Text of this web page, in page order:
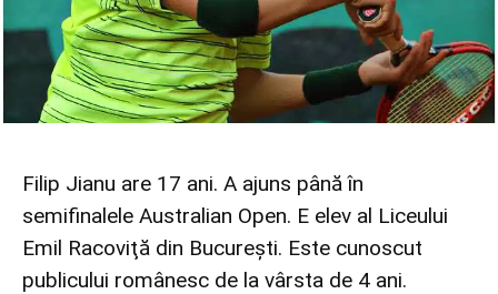
Filip Jianu are 17 ani. A ajuns până în
semifinalele Australian Open. E elev al Liceului
Emil Racoviţă din Bucureşti. Este cunoscut
publicului românesc de la vârsta de 4 ani.